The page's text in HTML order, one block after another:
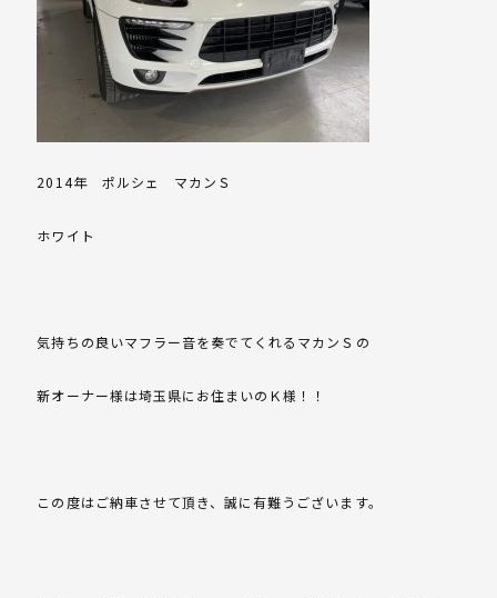
2014年 ポルシェ マカンＳ
ホワイト
気持ちの良いマフラー音を奏でてくれるマカンＳの
新オーナー様は埼玉県にお住まいのＫ様！！
この度はご納車させて頂き、誠に有難うございます。